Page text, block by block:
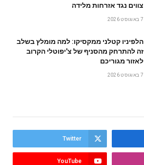
צווים נגד אזרחות מלידה
7 באוגוסט 2026
הלפיניו קטלני ממקסיקו: למה מומלץ בשלב
זה להתרחק מהסניף של צ'יפוטלי הקרוב
לאזור מגוריכם
7 באוגוסט 2026
Twitter
YouTube